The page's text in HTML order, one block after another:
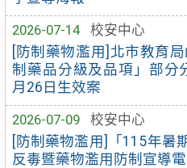
2026-07-14
校安中心
[防制藥物濫用]北市教育
制藥品分級及品項」部分
月26日生效案
2026-07-09
校安中心
[防制藥物濫用]「115年暑
反毒暨藥物濫用防制宣導